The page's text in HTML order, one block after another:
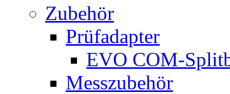
Zubehör
Prüfadapter
EVO COM-
Messzubehör